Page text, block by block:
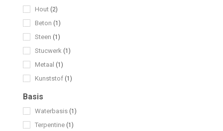
Hout (2)
Beton (1)
Steen (1)
Stucwerk (1)
Metaal (1)
Kunststof (1)
Basis
Waterbasis (1)
Terpentine (1)